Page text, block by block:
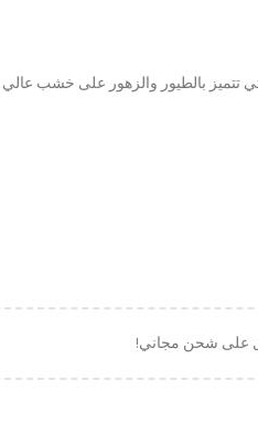
تتميز بالطيور والزهور على خشب عالي
على شحن مجاني!